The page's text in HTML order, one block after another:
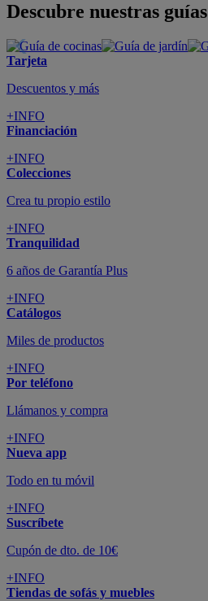
Descubre nuestras guías
Tarjeta
Descuentos y más
+INFO
Financiación
+INFO
Colecciones
Crea tu propio estilo
+INFO
Tranquilidad
6 años de Garantía Plus
+INFO
Catálogos
Miles de productos
+INFO
Por teléfono
Llámanos y compra
+INFO
Nueva app
Todo en tu móvil
+INFO
Suscríbete
Cupón de dto. de 10€
+INFO
Tiendas de sofás y muebles